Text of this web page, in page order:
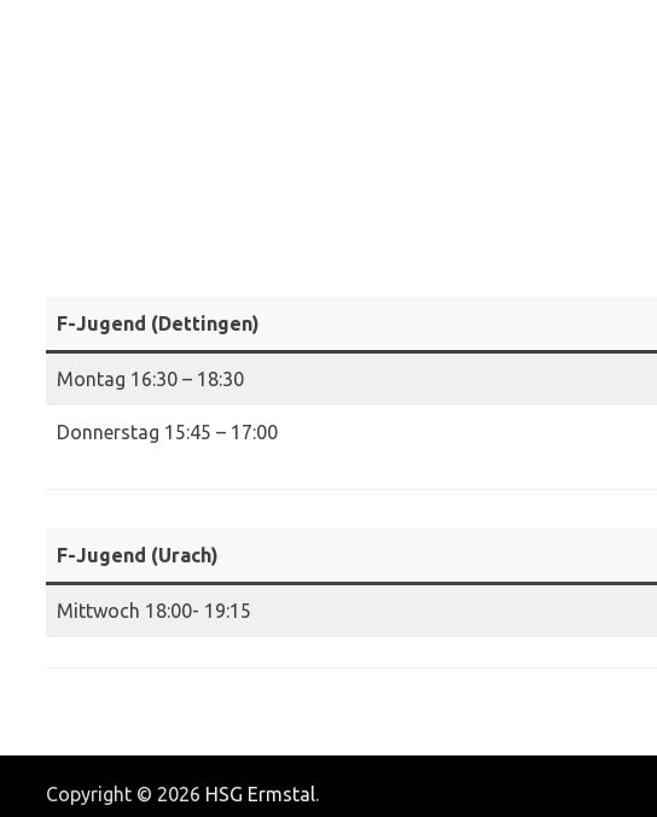
F-Jugend (Dettingen)
Montag 16:30 – 18:30
Donnerstag 15:45 – 17:00
F-Jugend (Urach)
Mittwoch 18:00- 19:15
Copyright © 2026 HSG Ermstal.